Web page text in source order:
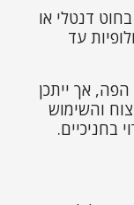
דנטלי או
עד
אך ייתכן
והשימוש
בחניכיים.